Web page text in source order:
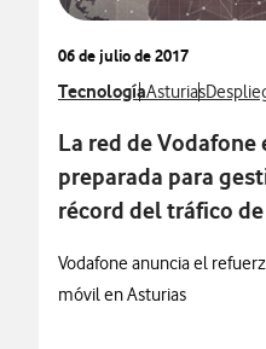
06 de julio de 2017
Ver más notas de prensa
TecnologíaVer más notas
AsturiasVer
La red de Vodafone
preparada para
récord del tráfico
Vodafone anuncia el
móvil en Asturias